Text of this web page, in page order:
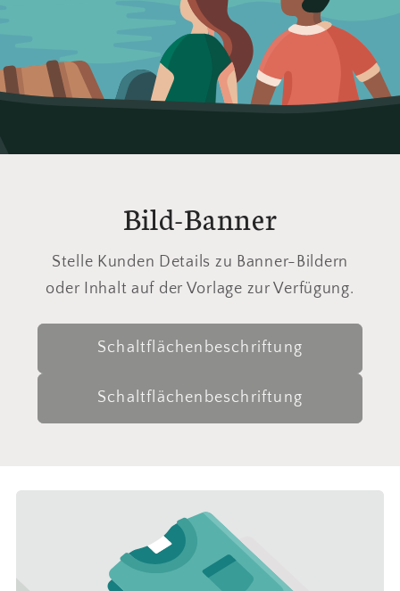
Bild-Banner
Stelle Kunden Details zu Banner-Bildern
oder Inhalt auf der Vorlage zur Verfügung.
Schaltflächenbeschriftung
Schaltflächenbeschriftung